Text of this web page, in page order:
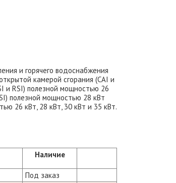
и горячего водоснабжения
камерой сгорания (CAI и
и RSI) полезной мощностью 26
полезной мощностью 28 кВт
26 кВт, 28 кВт, 30 кВт и 35 кВт.
Наличие
Под заказ